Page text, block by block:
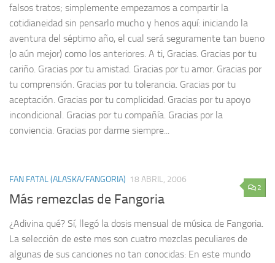
falsos tratos; simplemente empezamos a compartir la
cotidianeidad sin pensarlo mucho y henos aquí: iniciando la
aventura del séptimo año, el cual será seguramente tan bueno
(o aún mejor) como los anteriores. A ti, Gracias. Gracias por tu
cariño. Gracias por tu amistad. Gracias por tu amor. Gracias por
tu comprensión. Gracias por tu tolerancia. Gracias por tu
aceptación. Gracias por tu complicidad. Gracias por tu apoyo
incondicional. Gracias por tu compañía. Gracias por la
conviencia. Gracias por darme siempre...
2
FAN FATAL (ALASKA/FANGORIA) 18 ABRIL, 2006
Más remezclas de Fangoria
¿Adivina qué? Sí, llegó la dosis mensual de música de Fangoria.
La selección de este mes son cuatro mezclas peculiares de
algunas de sus canciones no tan conocidas: En este mundo